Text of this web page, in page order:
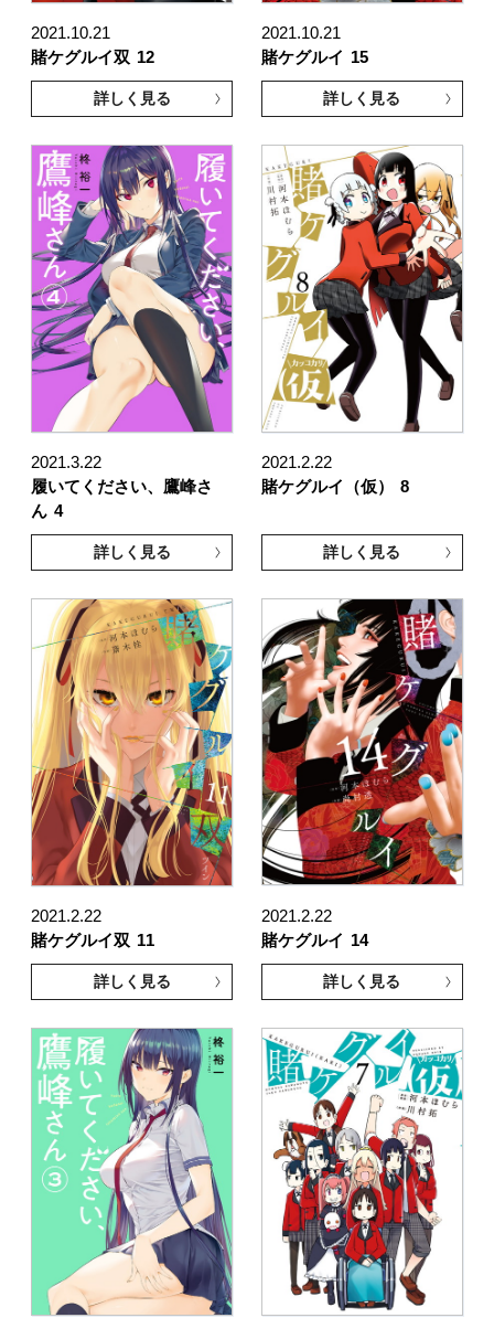
2021.10.21
賭ケグルイ双 12
詳しく見る
2021.10.21
賭ケグルイ 15
詳しく見る
2021.3.22
履いてください、鷹峰さ
ん 4
詳しく見る
2021.2.22
賭ケグルイ（仮）
8
詳しく見る
2021.2.22
賭ケグルイ双 11
詳しく見る
2021.2.22
賭ケグルイ 14
詳しく見る